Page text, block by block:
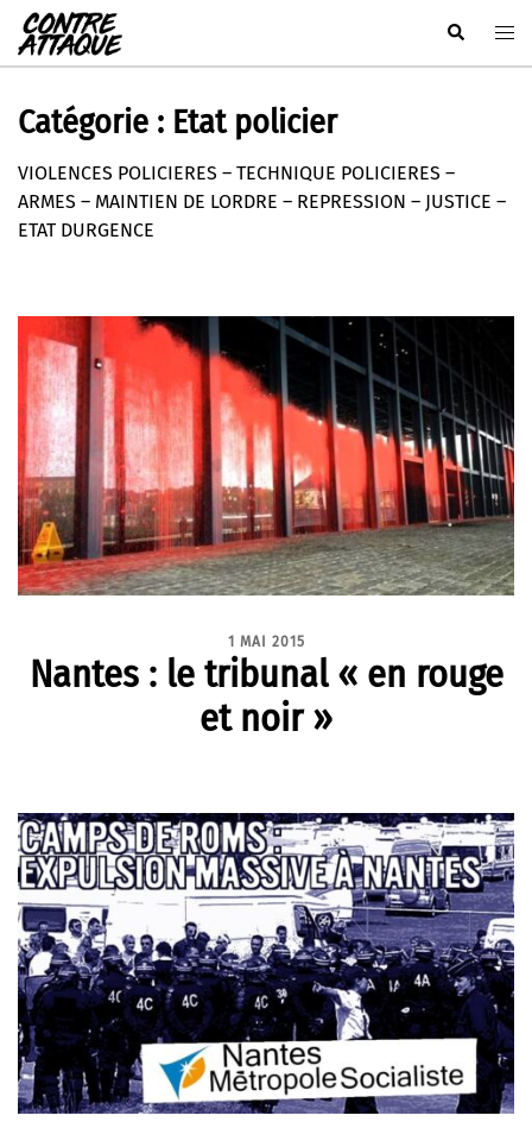
Aller
au
contenu
Rechercher
Catégorie : Etat policier
VIOLENCES POLICIERES – TECHNIQUE POLICIERES –
ARMES – MAINTIEN DE LORDRE – REPRESSION – JUSTICE –
ETAT DURGENCE
1 MAI 2015
Nantes : le tribunal « en rouge
et noir »